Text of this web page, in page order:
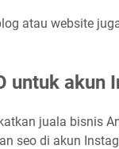
atau website
untuk akun
juala bisnis
seo di akun